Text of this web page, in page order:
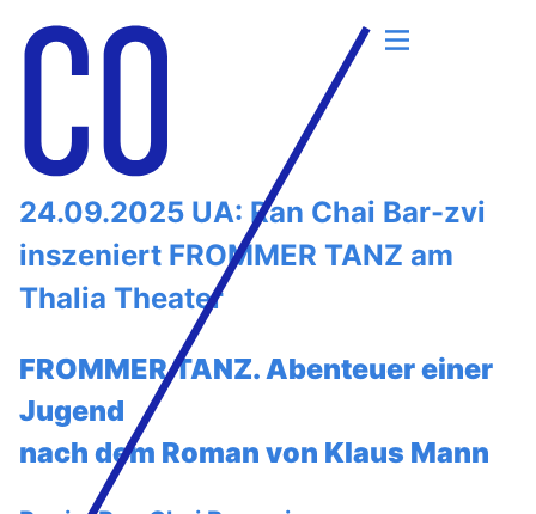
Skip
to
content
24.09.2025 UA: Ran Chai Bar-zvi
inszeniert FROMMER TANZ am
Thalia Theater
FROMMER TANZ. Abenteuer einer
Jugend
nach dem Roman von Klaus Mann